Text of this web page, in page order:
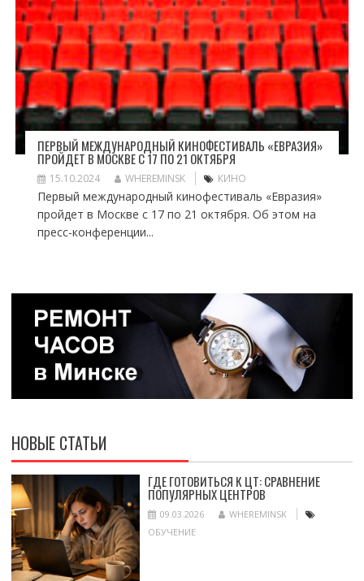
ПЕРВЫЙ МЕЖДУНАРОДНЫЙ КИНОФЕСТИВАЛЬ «ЕВРАЗИЯ»
ПРОЙДЕТ В МОСКВЕ С 17 ПО 21 ОКТЯБРЯ
15.10.2024 WHEREMINSK КИНО
Первый международный кинофестиваль «Евразия»
пройдет в Москве с 17 по 21 октября. Об этом на
пресс-конференции...
НОВЫЕ СТАТЬИ
ГДЕ ГОТОВИТЬСЯ К ЦТ: СРАВНЕНИЕ
ПОПУЛЯРНЫХ ЦЕНТРОВ
09.03.2026
WHEREMINSK
ОБУЧЕНИЕ